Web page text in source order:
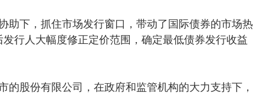
助下，抓住市场发行窗口，带动了国际债券的市场热
行人大幅度修正定价范围，确定最低债券发行收益
股份有限公司，在政府和监管机构的大力支持下，